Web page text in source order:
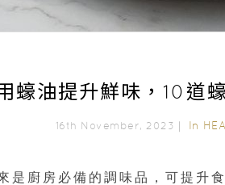
蠔油提升鮮味，10道
16th November, 2023｜ In
是廚房必備的調味品，可提升